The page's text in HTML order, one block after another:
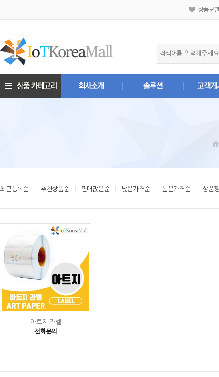
상품보
최근등록순 추천상품순 판매많은순 낮은가격순 높은가격순 상품
아트지 라벨
전화문의